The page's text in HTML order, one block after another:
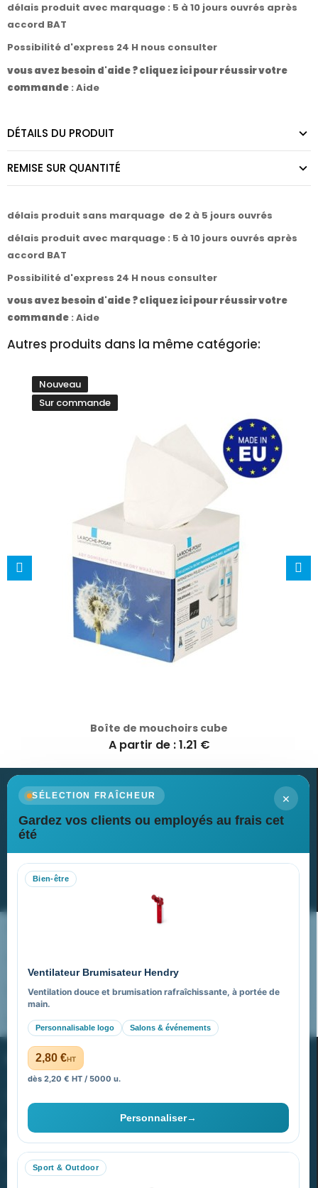
délais produit avec marquage : 5 à 10 jours ouvrés après
accord BAT
Possibilité d'express 24 H nous consulter
vous avez besoin d'aide ? cliquez ici pour réussir votre
commande : Aide
DÉTAILS DU PRODUIT
REMISE SUR QUANTITÉ
délais produit sans marquage de 2 à 5 jours ouvrés
délais produit avec marquage : 5 à 10 jours ouvrés après
accord BAT
Possibilité d'express 24 H nous consulter
vous avez besoin d'aide ? cliquez ici pour réussir votre
commande : Aide
Autres produits dans la même catégorie:
Nouveau
Sur commande
Boîte de mouchoirs cube
A partir de : 1.21 €
×
SÉLECTION FRAÎCHEUR
Gardez vos clients ou employés au frais cet
été
Bien-être
Ventilateur Brumisateur Hendry
Ventilation douce et brumisation rafraîchissante, à portée de
main.
Personnalisable logo Salons & événements
2,80 €HT
dès 2,20 € HT / 5000 u.
Personnaliser→
Sport & Outdoor
Newsletter
Recevez nos dernières nouvelles et nos offres spéciales
Nos expertises & accompagnement global
FAQ sur Promenoch Goodies Pub France
Pourquoi ça a marché à 100% pour moi ?
PROMENOCH GOODIES
40 rue Madeleine Michelis
92 200 Neuilly